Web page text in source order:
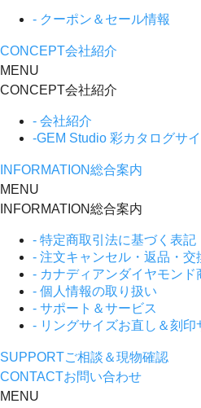
- クーポン＆セール情報
CONCEPT会社紹介
MENU
CONCEPT会社紹介
- 会社紹介
-GEM Studio 彩カタログサイ
INFORMATION総合案内
MENU
INFORMATION総合案内
- 特定商取引法に基づく表記
- 注文キャンセル・返品・交
- カナディアンダイヤモンド
- 個人情報の取り扱い
- サポート＆サービス
- リングサイズお直し＆刻印
SUPPORTご相談＆現物確認
CONTACTお問い合わせ
MENU